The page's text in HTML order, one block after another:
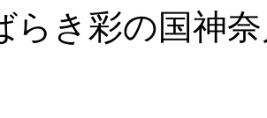
らき彩の国神